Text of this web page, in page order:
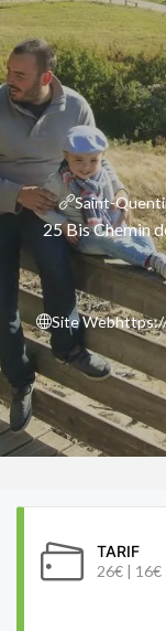
Saint-
25 Bis Chemin
Site Web
TARIF
26€ | 16€